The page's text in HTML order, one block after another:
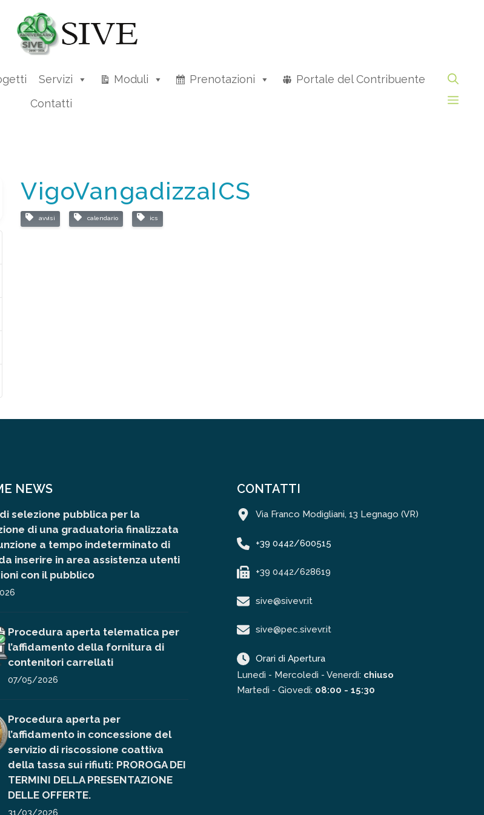
Servizi Moduli Prenotazioni
Portale del Contribuente
Contatti
VigoVangadizzaICS
avvisi calendario ics
NEWS
selezione pubblica per la
di una graduatoria finalizzata
a tempo indeterminato di
inserire in area assistenza utenti
con il pubblico
Procedura aperta telematica per
l’affidamento della fornitura di
contenitori carrellati
07/05/2026
Procedura aperta per
l’affidamento in concessione del
servizio di riscossione coattiva
della tassa sui rifiuti: PROROGA DEI
TERMINI DELLA PRESENTAZIONE
DELLE OFFERTE.
31/03/2026
CONTATTI
Via Franco Modigliani, 13 Legnago (VR)
+39 0442/600515
+39 0442/628619
sive@sivevr.it
sive@pec.sivevr.it
Orari di Apertura
Lunedì - Mercoledì - Venerdì: chiuso
Martedì - Giovedì: 08:00 - 15:30